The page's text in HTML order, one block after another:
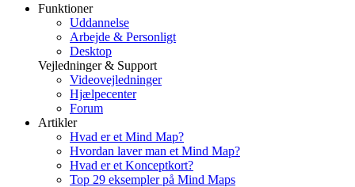
Funktioner
Uddannelse
Arbejde & Personligt
Desktop
Vejledninger & Support
Videovejledninger
Hjælpecenter
Forum
Artikler
Hvad er et Mind Map?
Hvordan laver man et Mind Map?
Hvad er et Konceptkort?
Top 29 eksempler på Mind Maps